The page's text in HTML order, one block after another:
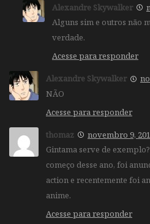
Alexandre Skywalker
Alguns sim e outros não
verdade.
Acesse para responder
Alexandre Skywalker
NÃO
Acesse para responder
thomaz
novembro 9,
Gintama serve de
começo desse ano, foi
action e recentemente foi
anime.
Acesse para responder